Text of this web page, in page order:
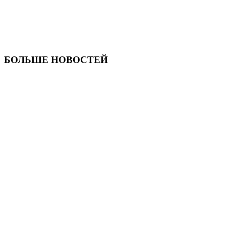
БОЛЬШЕ НОВОСТЕЙ